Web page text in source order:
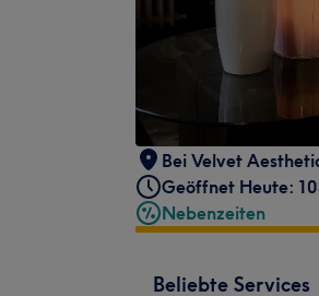
Bei Velvet
Geöffnet Heute:
Nebenzeiten
Beliebte Services